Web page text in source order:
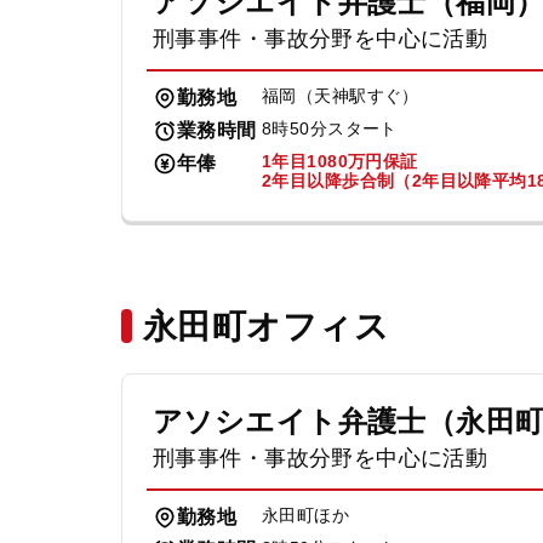
刑事事件・事故分野を中心に活動
勤務地 福岡（天神駅すぐ）
業務時間 8時50分スタート
年俸
1年目1080万円保証
2年目以降歩合制（2年目以降平均
永田町オフィス
アソシエイト弁護士（永田町
刑事事件・事故分野を中心に活動
勤務地 永田町ほか